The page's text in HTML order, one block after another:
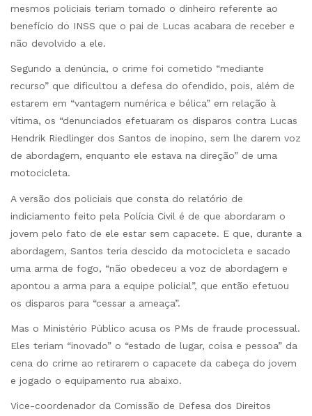
mesmos policiais teriam tomado o dinheiro referente ao
benefício do INSS que o pai de Lucas acabara de receber e
não devolvido a ele.
Segundo a denúncia, o crime foi cometido “mediante
recurso” que dificultou a defesa do ofendido, pois, além de
estarem em “vantagem numérica e bélica” em relação à
vítima, os “denunciados efetuaram os disparos contra Lucas
Hendrik Riedlinger dos Santos de inopino, sem lhe darem voz
de abordagem, enquanto ele estava na direção” de uma
motocicleta.
A versão dos policiais que consta do relatório de
indiciamento feito pela Polícia Civil é de que abordaram o
jovem pelo fato de ele estar sem capacete. E que, durante a
abordagem, Santos teria descido da motocicleta e sacado
uma arma de fogo, “não obedeceu a voz de abordagem e
apontou a arma para a equipe policial”, que então efetuou
os disparos para “cessar a ameaça”.
Mas o Ministério Público acusa os PMs de fraude processual.
Eles teriam “inovado” o “estado de lugar, coisa e pessoa” da
cena do crime ao retirarem o capacete da cabeça do jovem
e jogado o equipamento rua abaixo.
Vice-coordenador da Comissão de Defesa dos Direitos